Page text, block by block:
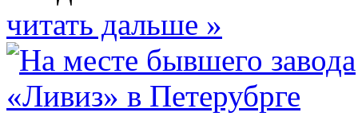
читать дальше »